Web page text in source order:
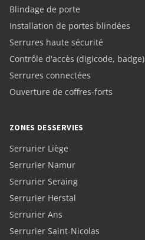
Blindage de porte
Installation de portes blindées
Serrures haute sécurité
Contrôle d'accès (digicode, badge)
Serrures connectées
Ouverture de coffres-forts
ZONES DESSERVIES
Serrurier Liège
Serrurier Namur
Serrurier Seraing
Serrurier Herstal
Serrurier Ans
Serrurier Saint-Nicolas